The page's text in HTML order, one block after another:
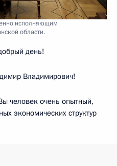
исполняющим
области.
день!
Владимирович!
человек очень опытный,
экономических структур